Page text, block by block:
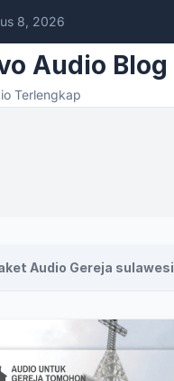
8, 2026
Audio Blog
Terlengkap
Audio Gereja sulawesi